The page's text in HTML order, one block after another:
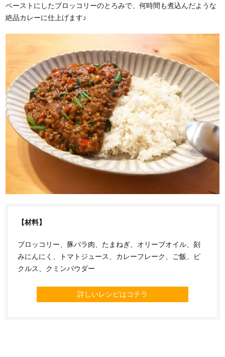
ペーストにしたブロッコリーのとろみで、何時間も煮込んだような
絶品カレーに仕上げます♪
【材料】
ブロッコリー、豚バラ肉、たまねぎ、オリーブオイル、刻
みにんにく、トマトジュース、カレーフレーク、ご飯、ピ
クルス、クミンパウダー
詳しいレシピはコチラ